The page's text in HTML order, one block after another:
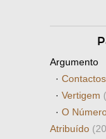
Argumento
· Contactos
· Vertigem
· O
Atribuído